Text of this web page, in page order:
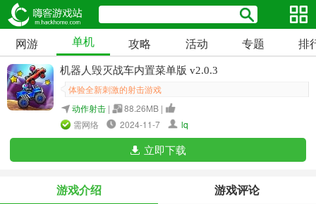
网游 单机 攻略 活动 专题 排
机器人毁灭战车内置菜单版 v2.0.3
体验全新刺激的射击游戏
动作射击 |
88.26MB |
需网络
2024-11-7 lq
立即下载
游戏介绍 游戏评论